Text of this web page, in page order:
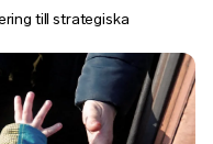
till strategiska